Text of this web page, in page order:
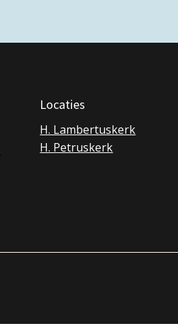
Locaties
H. Lambertuskerk
H. Petruskerk